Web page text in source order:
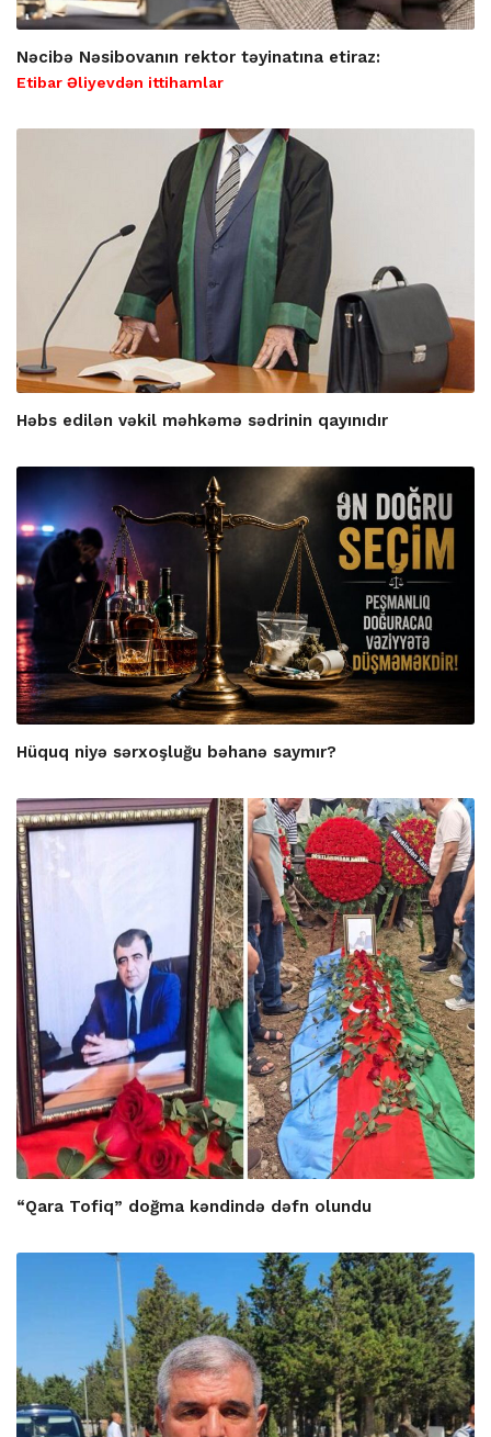
Nəcibə Nəsibovanın rektor təyinatına etiraz:
Etibar Əliyevdən ittihamlar
Həbs edilən vəkil məhkəmə sədrinin qayınıdır
Hüquq niyə sərxoşluğu bəhanə saymır?
“Qara Tofiq” doğma kəndində dəfn olundu